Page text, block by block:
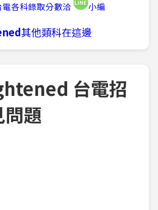
電各科錄取分數洽 小編
其他類科在這邊
台電招
題